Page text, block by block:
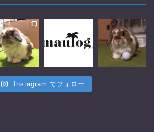
Instagram でフォロー